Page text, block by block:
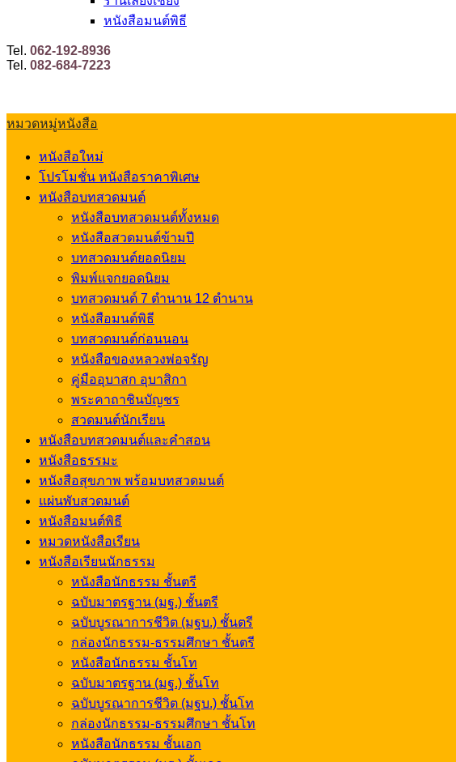
หนังสือมนต์พิธี
Tel. 062-192-8936
Tel. 082-684-7223
หมวดหมู่หนังสือ
หนังสือใหม่
โปรโมชั่น หนังสือราคาพิเศษ
หนังสือบทสวดมนต์
หนังสือบทสวดมนต์ทั้งหมด
หนังสือสวดมนต์ข้ามปี
บทสวดมนต์ยอดนิยม
พิมพ์แจกยอดนิยม
บทสวดมนต์ 7 ตำนาน 12 ตำนาน
หนังสือมนต์พิธี
บทสวดมนต์ก่อนนอน
หนังสือของหลวงพ่อจรัญ
คู่มืออุบาสก อุบาสิกา
พระคาถาชินบัญชร
สวดมนต์นักเรียน
หนังสือบทสวดมนต์และคำสอน
หนังสือธรรมะ
หนังสือสุขภาพ พร้อมบทสวดมนต์
แผ่นพับสวดมนต์
หนังสือมนต์พิธี
หมวดหนังสือเรียน
หนังสือเรียนนักธรรม
หนังสือนักธรรม ชั้นตรี
ฉบับมาตรฐาน (มฐ.) ชั้นตรี
ฉบับบูรณาการชีวิต (มฐบ.) ชั้นตรี
กล่องนักธรรม-ธรรมศึกษา ชั้นตรี
หนังสือนักธรรม ชั้นโท
ฉบับมาตรฐาน (มฐ.) ชั้นโท
ฉบับบูรณาการชีวิต (มฐบ.) ชั้นโท
กล่องนักธรรม-ธรรมศึกษา ชั้นโท
หนังสือนักธรรม ชั้นเอก